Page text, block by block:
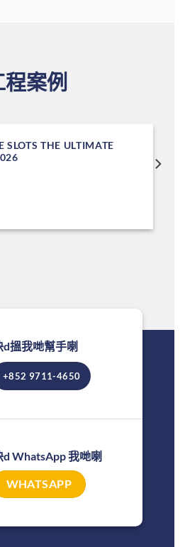
程案例
SLOTS THE ULTIMATE
d搵我哋幫手喇
+852 9711-4650
d WhatsApp 我哋喇
WHATSAPP